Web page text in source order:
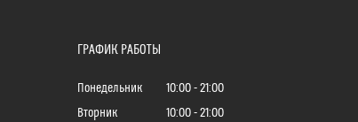
ГРАФИК РАБОТЫ
Понедельник 10:00
21:00
Вторник
10:00
21:00